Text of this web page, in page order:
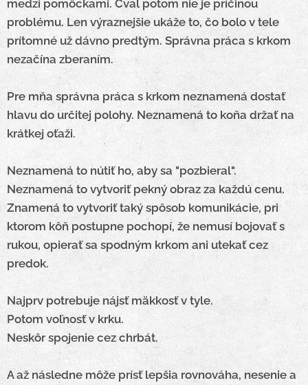
medzi pomôckami. Cval potom nie je príčinou
problému. Len výraznejšie ukáže to, čo bolo v tele
prítomné už dávno predtým. Správna práca s krkom
nezačína zberaním.
Pre mňa správna práca s krkom neznamená dostať
hlavu do určitej polohy.Neznamená to koňa držať na
krátkej oťaži.
Neznamená to nútiť ho, aby sa "pozbieral".
Neznamená to vytvoriť pekný obraz za každú cenu.
Znamená to vytvoriť taký spôsob komunikácie, pri
ktorom kôň postupne pochopí, že nemusí bojovať s
rukou, opierať sa spodným krkom ani utekať cez
predok.
Najprv potrebuje nájsť mäkkosť v tyle.
Potom voľnosť v krku.
Neskôr spojenie cez chrbát.
A až následne môže prísť lepšia rovnováha, nesenie a